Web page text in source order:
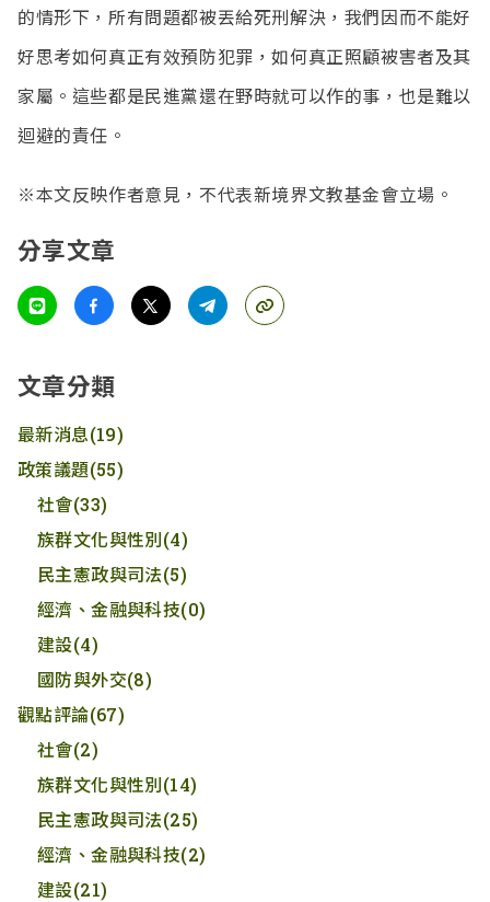
的情形下，所有問題都被丟給死刑解決，我們因而不能好
好思考如何真正有效預防犯罪，如何真正照顧被害者及其
家屬。這些都是民進黨還在野時就可以作的事，也是難以
迴避的責任。
※本文反映作者意見，不代表新境界文教基金會立場。
分享文章
文章分類
最新消息(19)
政策議題(55)
社會(33)
族群文化與性別(4)
民主憲政與司法(5)
經濟、金融與科技(0)
建設(4)
國防與外交(8)
觀點評論(67)
社會(2)
族群文化與性別(14)
民主憲政與司法(25)
經濟、金融與科技(2)
建設(21)